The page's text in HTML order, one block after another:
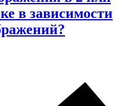
в зависимости